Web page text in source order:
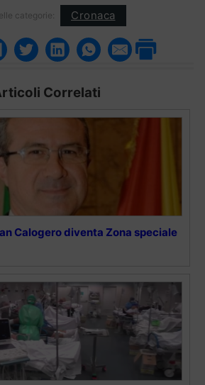
categorie: Cronaca
Correlati
Calogero diventa Zona speciale